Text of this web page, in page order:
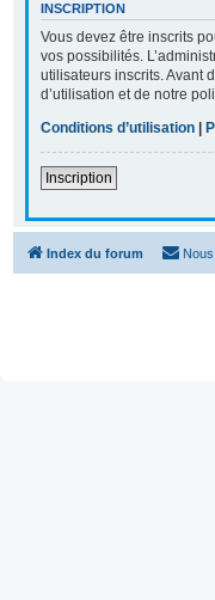
INSCRIPTION
Vous devez être inscrits
vos possibilités.
utilisateurs inscrits. Avant
d’utilisation et de notre
Conditions d’utilisation |
Inscription
Index du forum